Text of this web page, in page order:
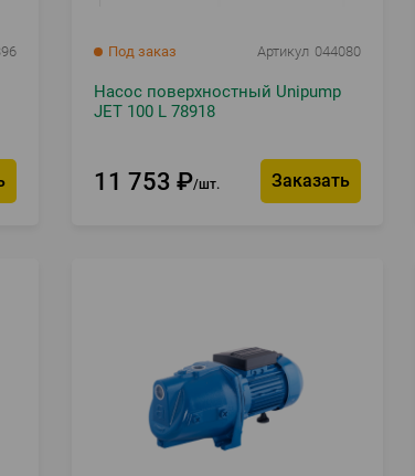
Под заказ Артикул 044080
Насос поверхностный Unipump
JET 100 L 78918
11 753 ₽ шт. Заказать